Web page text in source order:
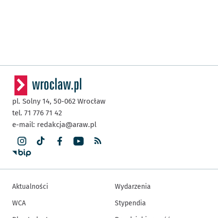
pl. Solny 14, 50-062 Wrocław
tel. 71 776 71 42
e-mail: redakcja@araw.pl
Aktualności
WCA
Wydarzenia
Stypendia